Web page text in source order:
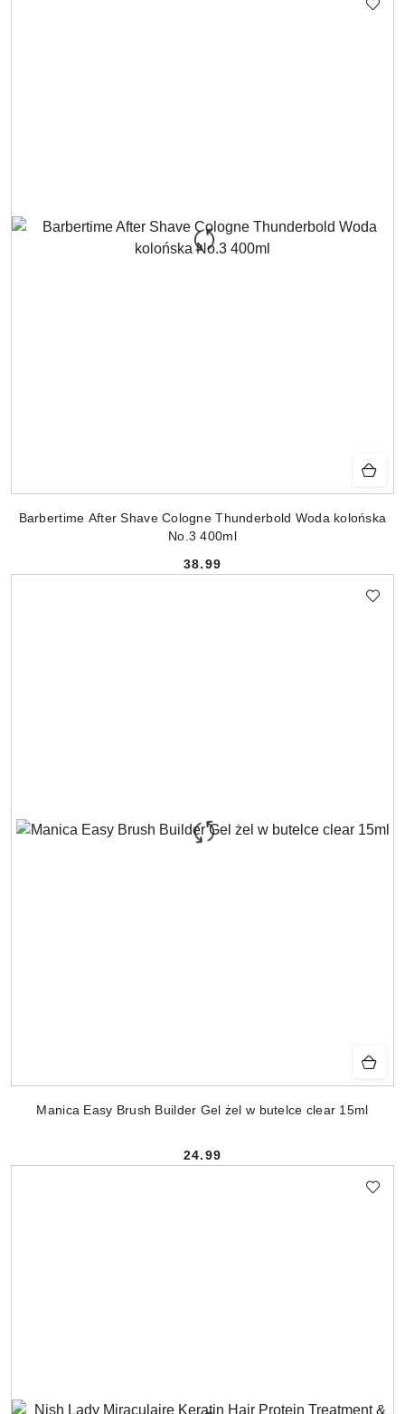
Barbertime After Shave Cologne Thunderbold Woda kolońska
No.3 400ml
Cena:
38.99
Manica Easy Brush Builder Gel żel w butelce clear 15ml
Cena:
24.99